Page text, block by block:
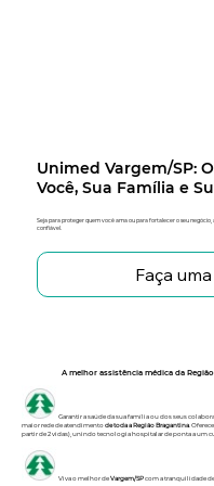
Unimed Vargem/SP:
Você, Sua Família e
Seja para proteger quem você ama ou para fortalecer o seu
confiável.
Faça
A melhor assistência médica da
Garantir a saúde da sua família ou dos seus
maior rede de atendimentode toda a Região Bragantina.
partir de 2 vidas), unindo tecnologia hospitalar de ponta a um
Viva o melhor deVargem/SPcom a tranquilidade de